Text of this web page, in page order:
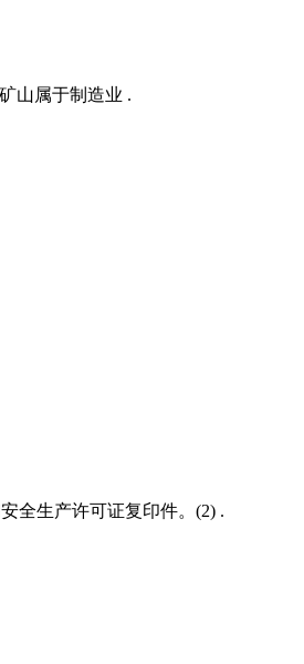
山属于制造业 .
全生产许可证复印件。(2) .